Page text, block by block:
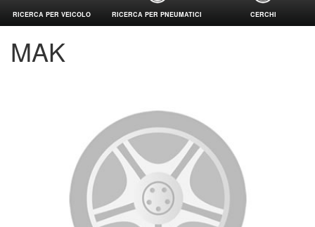
RICERCA PER VEICOLO RICERCA PER PNEUMATICI CERCHI
MAK